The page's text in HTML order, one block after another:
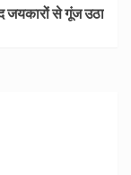
जयकारों से गूंज उठा